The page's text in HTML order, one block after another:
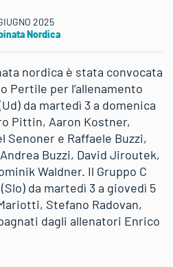
2025
Nordica
nordica è stata convocata
Pertile per l’allenamento
da martedì 3 a domenica
Pittin, Aaron Kostner,
Senoner e Raffaele Buzzi,
Buzzi, David Jiroutek,
Waldner. Il Gruppo C
da martedì 3 a giovedì 5
Stefano Radovan,
dagli allenatori Enrico